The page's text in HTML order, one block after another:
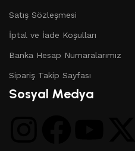
Satış Sözleşmesi
İptal ve İade Koşulları
Banka Hesap Numaralarımız
Sipariş Takip Sayfası
Sosyal Medya